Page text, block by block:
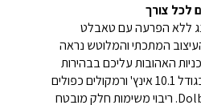
לכל צורך
ללא הפרעה עם טאבלט
המתכתי והמלוטש נראה
האהובות עליכם בבהירות
מרהיבה עם תצוגת FHD בגודל 10.1 אינץ' ורמקולים כפולים
המותאמים עם Dolby Atmos. ריבוי משימות חלק מובטח